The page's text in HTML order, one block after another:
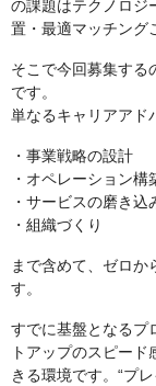
の課題はテクノロジ
置・最適マッチング
そこで今回募集する
です。
単なるキャリアアド
・事業戦略の設計
・オペレーション構
・サービスの磨き込
・組織づくり
まで含めて、ゼロか
す。
すでに基盤となるプ
トアップのスピー
きる環境です。“プ